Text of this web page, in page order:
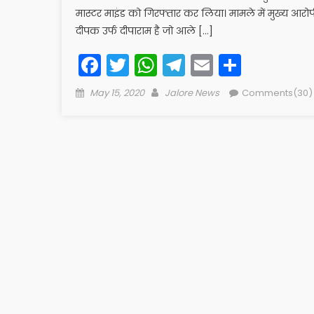
मास्टर माइंड को गिरफ्तार कर लिया। मामले में मुख्य
दीपक उर्फ दीपाराम है जो आले […]
Facebook
Twitter
WhatsApp
Telegram
EmailShare
Posted
May 15, 2020 Author
Jalore News Comments(30)